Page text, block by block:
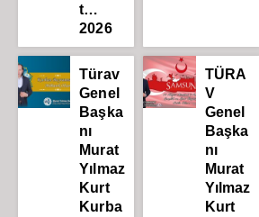
t…
2026
Türav
Genel
Başka
nı
Murat
Yılmaz
Kurt
Kurba
TÜRA
V
Genel
Başka
nı
Murat
Yılmaz
Kurt